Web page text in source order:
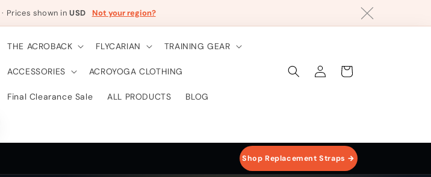
· Prices shown inUSD Not your region?
THE ACROBACK FLYCARIAN TRAINING GEAR
ACCESSORIES ACROYOGA CLOTHING
Final Clearance Sale ALL PRODUCTS BLOG
ConnexionPanier
Shop Replacement Straps →